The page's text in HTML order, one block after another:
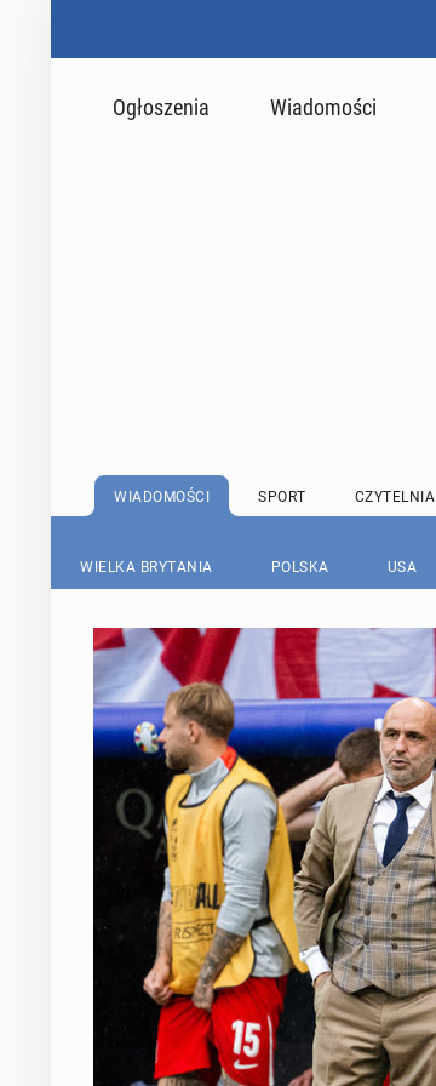
Ogłoszenia Wiadomości
WIADOMOŚCI SPORT CZYTELNIA
WIELKA BRYTANIA POLSKA USA